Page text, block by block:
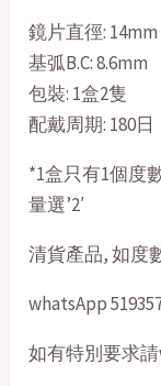
鏡片直徑: 14mm
基弧B.C: 8.6mm
包裝: 1盒2隻
配戴周期: 180日
*1盒只有1個度
量選’2′
清貨產品, 如度
whatsApp
如有特別要求請